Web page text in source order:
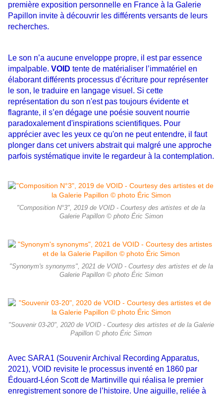
première exposition personnelle en France à la Galerie
Papillon invite à découvrir les différents versants de leurs
recherches.
Le son n’a aucune enveloppe propre, il est par essence
impalpable. VOID tente de matérialiser l’immatériel en
élaborant différents processus d’écriture pour représenter
le son, le traduire en langage visuel. Si cette
représentation du son n'est pas toujours évidente et
flagrante, il s’en dégage une poésie souvent nourrie
paradoxalement d'inspirations scientifiques. Pour
apprécier avec les yeux ce qu'on ne peut entendre, il faut
plonger dans cet univers abstrait qui malgré une approche
parfois systématique invite le regardeur à la contemplation.
"Composition N°3", 2019 de VOID - Courtesy des artistes et de la
Galerie Papillon © photo Éric Simon
"Synonym's synonyms", 2021 de VOID - Courtesy des artistes et de la
Galerie Papillon © photo Éric Simon
"Souvenir 03-20", 2020 de VOID - Courtesy des artistes et de la Galerie
Papillon © photo Éric Simon
Avec SARA1 (Souvenir Archival Recording Apparatus,
2021), VOID revisite le processus inventé en 1860 par
Édouard-Léon Scott de Martinville qui réalisa le premier
enregistrement sonore de l’histoire. Une aiguille, reliée à